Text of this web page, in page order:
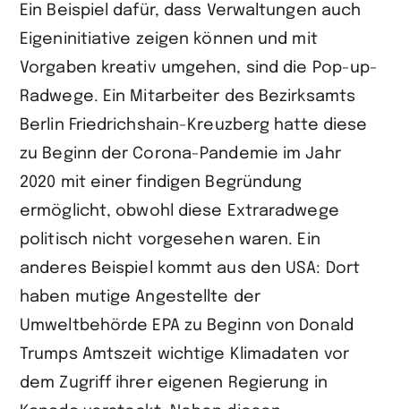
Ein Beispiel dafür, dass Verwaltungen auch
Eigeninitiative zeigen können und mit
Vorgaben kreativ umgehen, sind die Pop-up-
Radwege. Ein Mitarbeiter des Bezirksamts
Berlin Friedrichshain-Kreuzberg hatte diese
zu Beginn der Corona-Pandemie im Jahr
2020 mit einer findigen Begründung
ermöglicht, obwohl diese Extraradwege
politisch nicht vorgesehen waren. Ein
anderes Beispiel kommt aus den USA: Dort
haben mutige Angestellte der
Umweltbehörde EPA zu Beginn von Donald
Trumps Amtszeit wichtige Klimadaten vor
dem Zugriff ihrer eigenen Regierung in